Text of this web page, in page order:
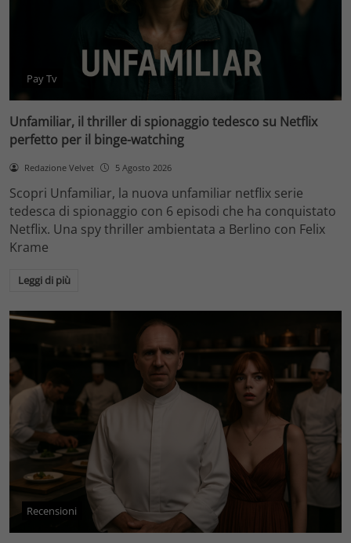
Pay Tv
Unfamiliar, il thriller di spionaggio tedesco su Netflix
perfetto per il binge-watching
Redazione Velvet 5 Agosto 2026
Scopri Unfamiliar, la nuova unfamiliar netflix serie
tedesca di spionaggio con 6 episodi che ha conquistato
Netflix. Una spy thriller ambientata a Berlino con Felix
Krame
Leggi di più
Recensioni